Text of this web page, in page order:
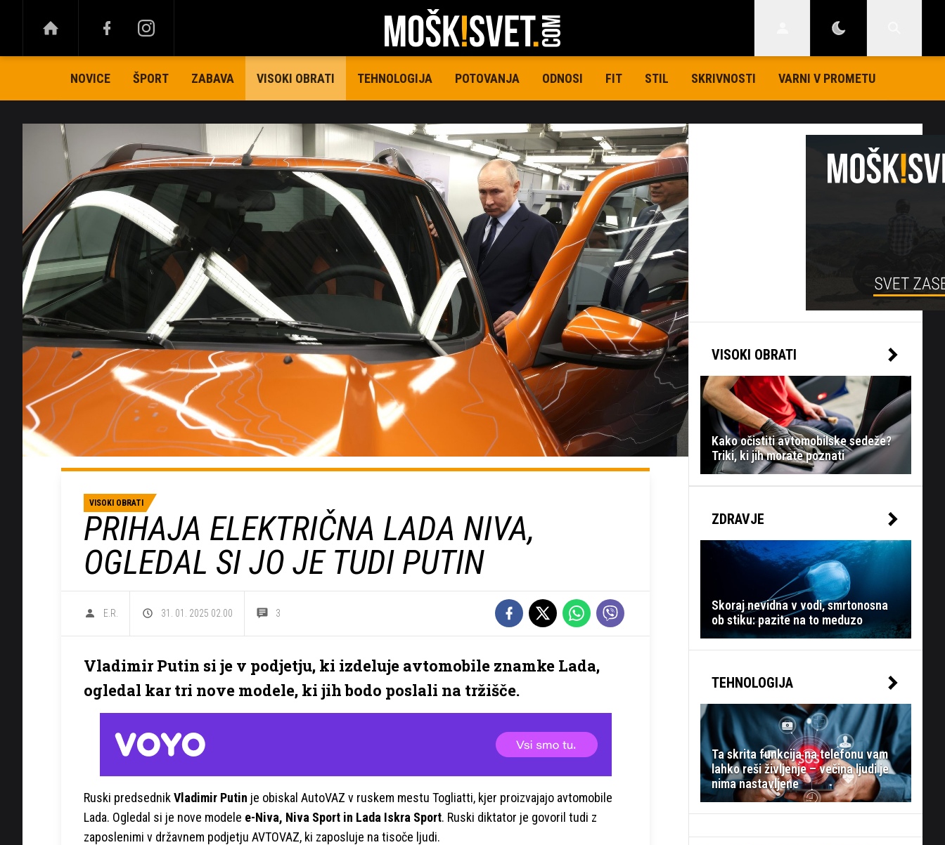
NOVICE ŠPORT ZABAVA VISOKI OBRATI TEHNOLOGIJA POTOVANJA ODNOSI FIT STIL SKRIVNOSTI VARNI V PROMETU
VISOKI OBRATI
PRIHAJA ELEKTRIČNA LADA NIVA,
OGLEDAL SI JO JE TUDI PUTIN
E.R. 31. 01. 2025 02.00 3
Vladimir Putin si je v podjetju, ki izdeluje avtomobile znamke Lada,
ogledal kar tri nove modele, ki jih bodo poslali na tržišče.
Ruski predsednikVladimir Putin je obiskal AutoVAZ v ruskem mestu Togliatti, kjer proizvajajo avtomobile
Lada. Ogledal si je nove modele e-Niva, Niva Sport in Lada Iskra Sport. Ruski diktator je govoril tudi z
zaposlenimi v državnem podjetju AVTOVAZ, ki zaposluje na tisoče ljudi.
VISOKI OBRATI
Kako očistiti avtomobilske sedeže?
Triki, ki jih morate poznati
ZDRAVJE
Skoraj nevidna v vodi, smrtonosna
ob stiku: pazite na to meduzo
TEHNOLOGIJA
Ta skrita funkcija na telefonu vam
lahko reši življenje – večina ljudi je
nima nastavljene